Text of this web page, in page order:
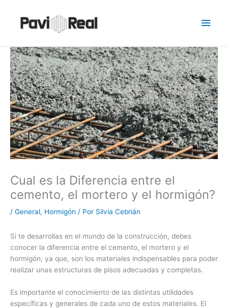
contenido
Cual es la Diferencia entre el
cemento, el mortero y el hormigón?
/ General, Hormigón / Por Silvia Cebrián
Si te desarrollas en el mundo de la construcción, debes
conocer la diferencia entre el cemento, el mortero y el
hormigón; ya que, son los materiales indispensables para poder
realizar unas estructuras de pisos adecuadas y completas.
Es importante el conocimiento de las distintas utilidades
específicas y generales de cada uno de estos materiales. El